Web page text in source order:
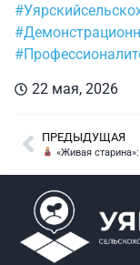
22 мая, 2026
ПРЕДЫДУЩАЯ
«Живая старина»: от